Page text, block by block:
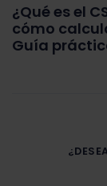
¿Qué es el
cómo
Guía